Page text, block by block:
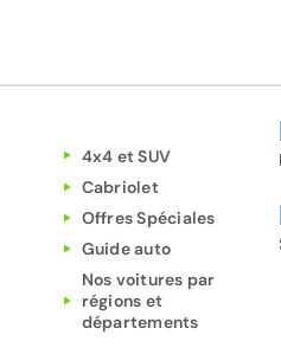
4x4 et SUV
Cabriolet
Offres Spéciales
Guide auto
Nos voitures par
régions et
départements